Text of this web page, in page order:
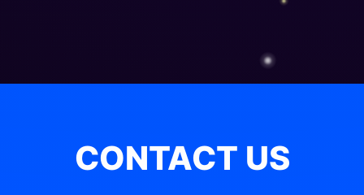
CONTACT US